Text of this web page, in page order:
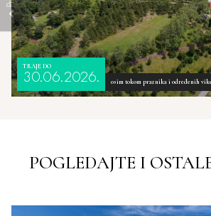
TRAJE DO
30.06.2026. osim tokom praznika i određenih
POGLEDAJTE I